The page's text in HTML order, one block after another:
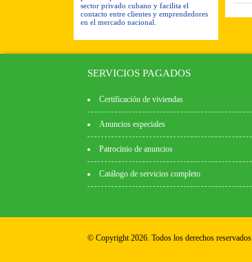
sector privado cubano y facilita el
contacto entre clientes y emprendedores
en el mercado nacional.
SERVICIOS PAGADOS
Certificación de viviendas
Anuncios especiales
Patrocinio de anuncios
Catálogo de servicios completo
© Copyright 2026. Todos los derechos reservados.